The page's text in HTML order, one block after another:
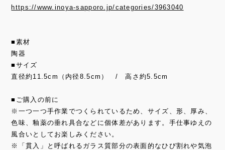
https://www.inoya-sapporo.jp/categories/3963040
■素材
陶器
■サイズ
直径約11.5cm（内径8.5cm） / 高さ約5.5cm
■ご購入の前に
※一つ一つ手作業でつくられているため、サイズ、形、厚み、
色味、釉薬の垂れ具合などに個体差があります。手仕事ゆえの
風合いとしてお楽しみください。
※「貫入」と呼ばれるガラス質部分の表面的なひび割れや気泡